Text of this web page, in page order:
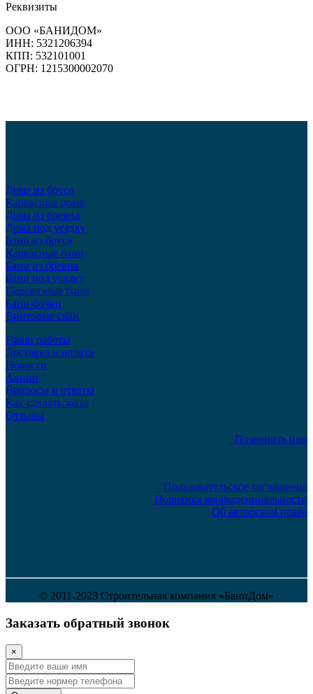
Реквизиты
ООО «БАНИДОМ»
ИНН: 5321206394
КПП: 532101001
ОГРН: 1215300002070
Дома из бруса
Каркасные дома
Дома из бревна
Дома под усадку
Бани из бруса
Каркасные бани
Бани из бревна
Бани под усадку
Перевозные бани
Бани-бочки
Винтовые сваи
Наши работы
Доставка и оплата
Новости
Акции
Вопросы и ответы
Как сделать заказ
Отзывы
Позвонить нам
Пользовательское соглашение
Политика конфиденциальности
Об авторском праве
© 2011-2023 Строительная компания «БаниДом»
Заказать обратный звонок
×